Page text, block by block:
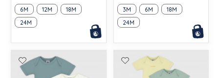
6M 12M
18M
24M
3M 6M
18M
24M